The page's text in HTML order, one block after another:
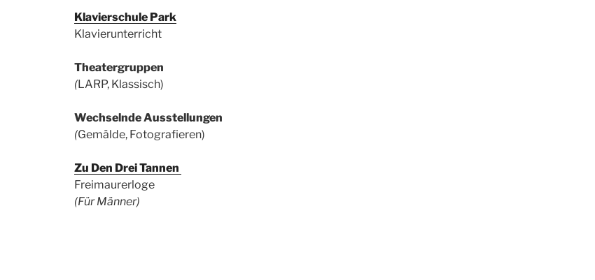
Klavierschule Park
Klavierunterricht
Theatergruppen
(LARP, Klassisch)
Wechselnde Ausstellungen
(Gemälde, Fotografieren)
Zu Den Drei Tannen
Freimaurerloge
(Für Männer)